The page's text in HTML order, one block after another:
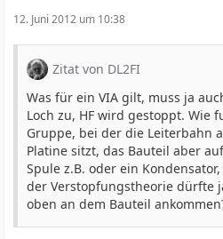
12. Juni 2012 um 10:38
Zitat von DL2FI
Was für ein VIA gilt, muss ja
Loch zu, HF wird gestoppt. Wie
Gruppe, bei der die Leiterbahn
Platine sitzt, das Bauteil aber
Spule z.B. oder ein
der Verstopfungstheorie dürfte
oben an dem Bauteil